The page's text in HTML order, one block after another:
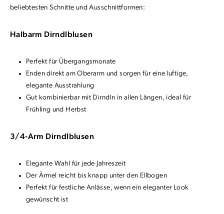
beliebtesten Schnitte und Ausschnittformen:
Halbarm Dirndlblusen
Perfekt für Übergangsmonate
Enden direkt am Oberarm und sorgen für eine luftige,
elegante Ausstrahlung
Gut kombinierbar mit Dirndln in allen Längen, ideal für
Frühling und Herbst
3/4-Arm Dirndlblusen
Elegante Wahl für jede Jahreszeit
Der Ärmel reicht bis knapp unter den Ellbogen
Perfekt für festliche Anlässe, wenn ein eleganter Look
gewünscht ist